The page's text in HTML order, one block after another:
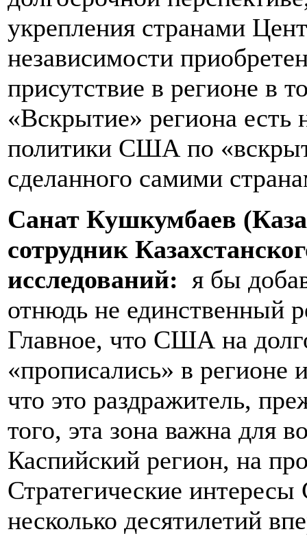
укрепления странами
независимости
присутствие в регионе в
«Вскрытие» региона есть
политики США по
сделанного самими
Санат Кушкумбаев
сотрудник
исследований: я бы
отнюдь не единственный
Главное, что США на
«прописались» в регионе
что это раздражитель,
того, эта зона важна для
Каспийский регион, на
Стратегические
несколько десятилетий